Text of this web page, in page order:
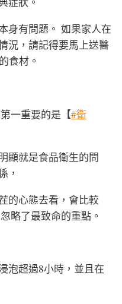
身有問題。 如果家人在
況，請記得要馬上送醫
食材。
一重要的是【#衛
顯就是食品衛生的問
，
的心態去看，會比較
略了最致命的重點。
泡超過8小時，並且在